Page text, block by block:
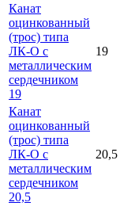
Канат
оцинкованный
(трос) типа
ЛК-О с
металлическим
сердечником
19
19
Канат
оцинкованный
(трос) типа
ЛК-О с
металлическим
сердечником
20,5
20,5